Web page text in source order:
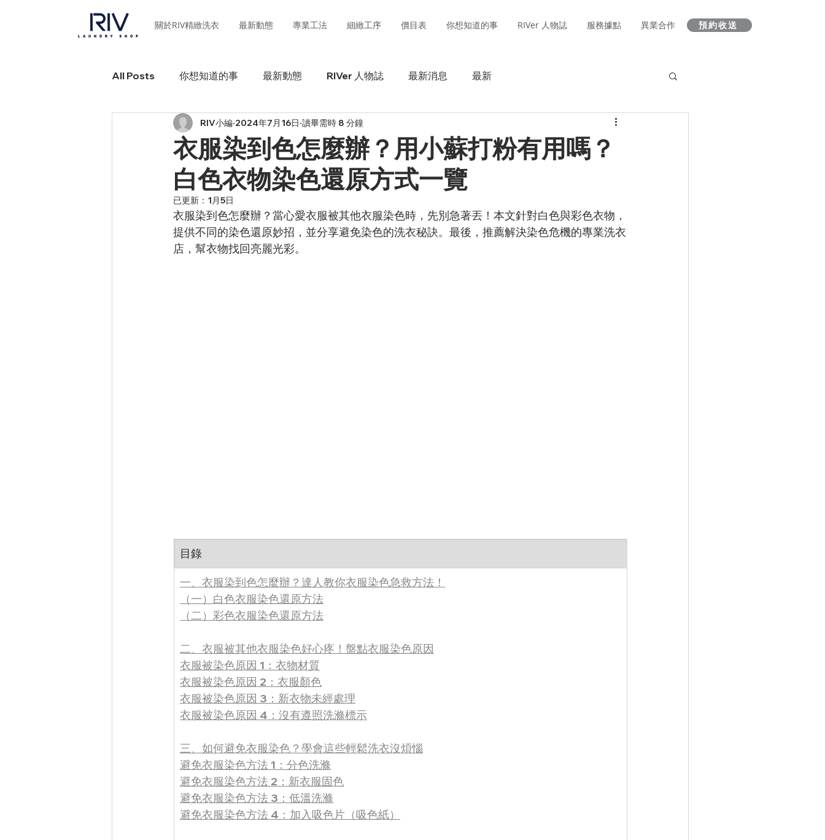
關於RIV精緻洗衣 最新動態 專業工法 細緻工序 價目表 你想知道的事 RIVer 人物誌 服務據點 異業合作 預約收送
All Posts 你想知道的事 最新動態 RIVer 人物誌 最新消息 最新
衣服染到色怎麼辦？用小蘇打粉有用嗎？
白色衣物染色還原方式一覽
RIV小編 2024年7月16日 讀畢需時 8 分鐘
已更新： 1月5日
衣服染到色怎麼辦？當心愛衣服被其他衣服染色時，先別急著丟！本文針對白色與彩色衣物，
提供不同的染色還原妙招，並分享避免染色的洗衣秘訣。最後，推薦解決染色危機的專業洗衣
店，幫衣物找回亮麗光彩。
目錄
一、衣服染到色怎麼辦？達人教你衣服染色急救方法！
（一）白色衣服染色還原方法
（二）彩色衣服染色還原方法
二、衣服被其他衣服染色好心疼！盤點衣服染色原因
衣服被染色原因 1：衣物材質
衣服被染色原因 2：衣服顏色
衣服被染色原因 3：新衣物未經處理
衣服被染色原因 4：沒有遵照洗滌標示
三、如何避免衣服染色？學會這些輕鬆洗衣沒煩惱
避免衣服染色方法 1：分色洗滌
避免衣服染色方法 2：新衣服固色
避免衣服染色方法 3：低溫洗滌
避免衣服染色方法 4：加入吸色片（吸色紙）